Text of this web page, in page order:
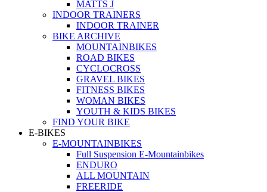
MATTS J
INDOOR TRAINERS
INDOOR TRAINER
BIKE ARCHIVE
MOUNTAINBIKES
ROAD BIKES
CYCLOCROSS
GRAVEL BIKES
FITNESS BIKES
WOMAN BIKES
YOUTH & KIDS BIKES
FIND YOUR BIKE
E-BIKES
E-MOUNTAINBIKES
Full Suspension E-Mountainbikes
ENDURO
ALL MOUNTAIN
FREERIDE